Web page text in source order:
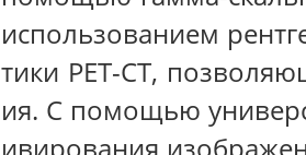
использованием
тики PET-CT,
ия. С помощью